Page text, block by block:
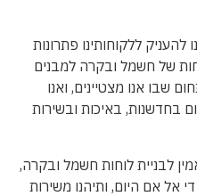
ללקוחותינו פתרונות
של חשמל ובקרה למבנים
שבו אנו מצטיינים, ואנו
בחדשנות, באיכות ובשירות
לבניית לוחות חשמל ובקרה,
אל אם היום, ותיהנו משירות